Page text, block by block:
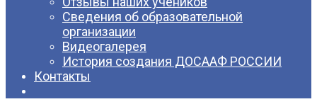
Сведения об образовательной
организации
Видеогалерея
История создания ДОСААФ РОССИИ
Контакты